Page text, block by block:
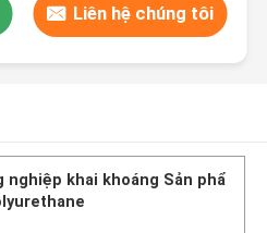
Liên hệ chúng tôi
nghiệp khai khoáng Sản phẩ